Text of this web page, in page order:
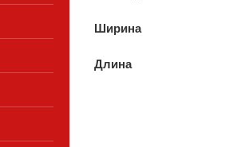
Ширина
Длина